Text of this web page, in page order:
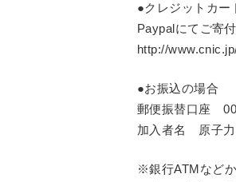
●クレジットカー
Paypalにてご寄
http://
●お振込の場合
郵便振替口座
加入者名 原子力
※銀行ATMなどか